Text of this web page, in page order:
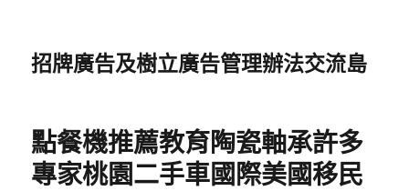
招牌廣告及樹立廣告管理辦法交流島
點餐機推薦教育陶瓷軸承許多
專家桃園二手車國際美國移民